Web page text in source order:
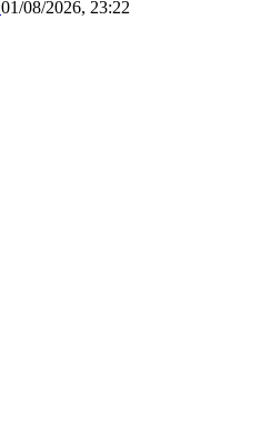
01/08/2026, 23:22